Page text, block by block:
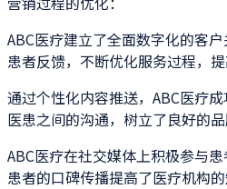
ABC医疗建立了全面数字化的客
患者反馈，不断优化服务过程，提
通过个性化内容推送，ABC医疗
医患之间的沟通，树立了良好的品
ABC医疗在社交媒体上积极参与
患者的口碑传播提高了医疗机构的